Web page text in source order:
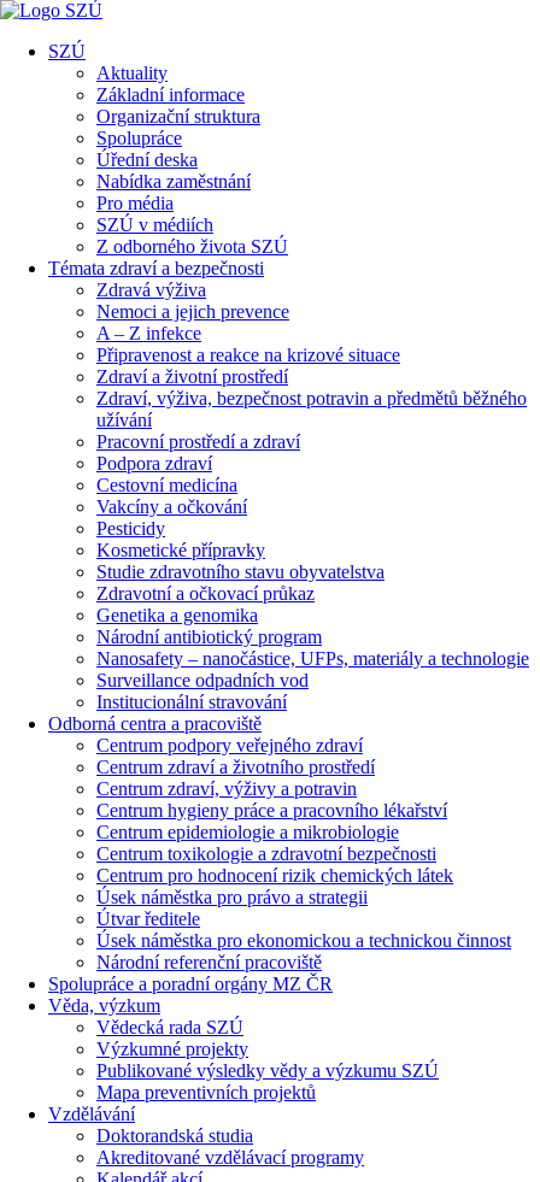
SZÚ
Aktuality
Základní informace
Organizační struktura
Spolupráce
Úřední deska
Nabídka zaměstnání
Pro média
SZÚ v médiích
Z odborného života SZÚ
Témata zdraví a bezpečnosti
Zdravá výživa
Nemoci a jejich prevence
A – Z infekce
Připravenost a reakce na krizové situace
Zdraví a životní prostředí
Zdraví, výživa, bezpečnost potravin a předmětů běžného
užívání
Pracovní prostředí a zdraví
Podpora zdraví
Cestovní medicína
Vakcíny a očkování
Pesticidy
Kosmetické přípravky
Studie zdravotního stavu obyvatelstva
Zdravotní a očkovací průkaz
Genetika a genomika
Národní antibiotický program
Nanosafety – nanočástice, UFPs, materiály a technologie
Surveillance odpadních vod
Institucionální stravování
Odborná centra a pracoviště
Centrum podpory veřejného zdraví
Centrum zdraví a životního prostředí
Centrum zdraví, výživy a potravin
Centrum hygieny práce a pracovního lékařství
Centrum epidemiologie a mikrobiologie
Centrum toxikologie a zdravotní bezpečnosti
Centrum pro hodnocení rizik chemických látek
Úsek náměstka pro právo a strategii
Útvar ředitele
Úsek náměstka pro ekonomickou a technickou činnost
Národní referenční pracoviště
Spolupráce a poradní orgány MZ ČR
Věda, výzkum
Vědecká rada SZÚ
Výzkumné projekty
Publikované výsledky vědy a výzkumu SZÚ
Mapa preventivních projektů
Vzdělávání
Doktorandská studia
Akreditované vzdělávací programy